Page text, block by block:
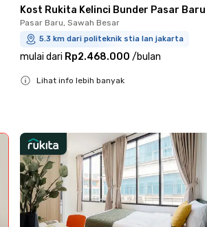
Kost Rukita Kelinci Bunder Pasar Baru
Pasar Baru, Sawah Besar
5.3 km dari politeknik stia lan jakarta
mulai dari Rp2.468.000 /bulan
Lihat info lebih banyak